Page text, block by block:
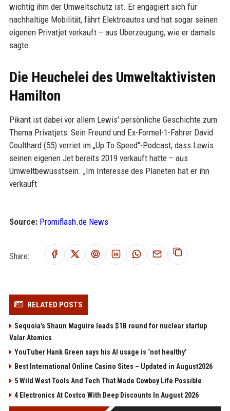
wichtig ihm der Umweltschutz ist. Er engagiert sich für
nachhaltige Mobilität, fährt Elektroautos und hat sogar seinen
eigenen Privatjet verkauft – aus Überzeugung, wie er damals
sagte.
Die Heuchelei des Umweltaktivisten
Hamilton
Pikant ist dabei vor allem Lewis' persönliche Geschichte zum
Thema Privatjets: Sein Freund und Ex-Formel-1-Fahrer David
Coulthard (55) verriet im „Up To Speed"-Podcast, dass Lewis
seinen eigenen Jet bereits 2019 verkauft hatte – aus
Umweltbewusstsein. „Im Interesse des Planeten hat er ihn
verkauft
Source: Promiflash.de News
Share:
RELATED POSTS
Sequoia’s Shaun Maguire leads $1B round for nuclear startup
Valar Atomics
YouTuber Hank Green says his AI usage is ‘not healthy’
Best International Online Casino Sites – Updated in August2026
5 Wild West Tools And Tech That Made Cowboy Life Possible
4 Electronics At Costco With Deep Discounts In August 2026